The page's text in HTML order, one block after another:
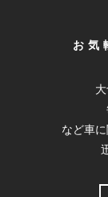
お気
など車